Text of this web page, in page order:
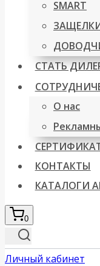
SMART
СТАТЬ
О нас
КОНТАКТЫ
КАТАЛОГИ
0
Личный кабинет